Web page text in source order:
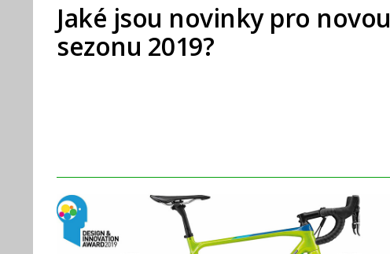
Jaké jsou novinky pro novou
sezonu 2019?